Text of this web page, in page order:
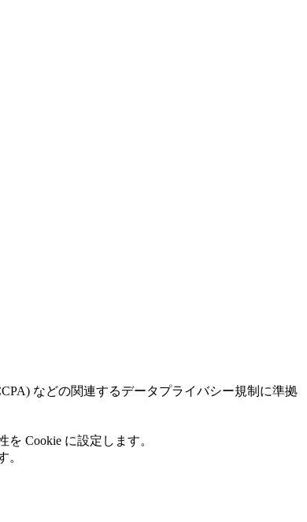
などの関連するデータプライバシー規制に準拠
Cookie に設定します。
。